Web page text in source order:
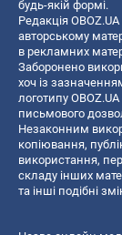
будь-якій формі.
Редакція
авторському
в рекламних
Заборонено
хоч із
логотипу
письмового
Незаконним
копiювання,
використання,
складу інших
та інші подібні